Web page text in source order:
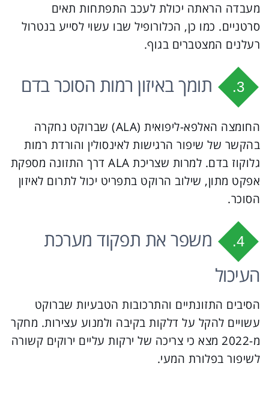
מעבדה הראתה יכולת לעכב התפתחות תאים
סרטניים. כמו כן, הכלורופיל שבו עשוי לסייע בנטרול
רעלנים המצטברים בגוף.
3. תומך באיזון רמות הסוכר בדם
החומצה האלפא-ליפואית (ALA) שברוקט נחקרה
בהקשר של שיפור הרגישות לאינסולין והורדת רמות
גלוקוז בדם. למרות שצריכת ALA דרך התזונה מספקת
אפקט מתון, שילוב הרוקט בתפריט יכול לתרום לאיזון
הסוכר.
4.
משפר את תפקוד מערכת
העיכול
הסיבים התזונתיים והתרכובות הטבעיות שברוקט
עשויים להקל על דלקות בקיבה ולמנוע עצירות. מחקר
מ-2022 מצא כי צריכה של ירקות עליים ירוקים קשורה
לשיפור בפלורת המעי.